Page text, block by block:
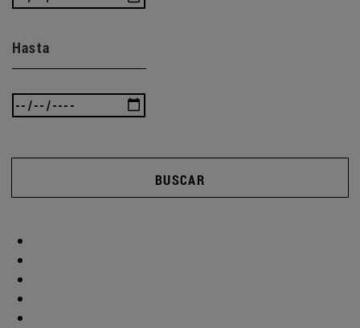
Hasta
BUSCAR